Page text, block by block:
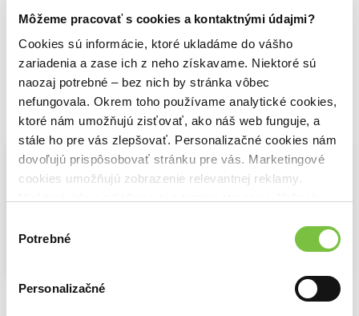
Môžeme pracovať s cookies a kontaktnými údajmi?
Cookies sú informácie, ktoré ukladáme do vášho
zariadenia a zase ich z neho získavame. Niektoré sú
naozaj potrebné – bez nich by stránka vôbec
nefungovala. Okrem toho používame analytické cookies,
ktoré nám umožňujú zisťovať, ako náš web funguje, a
stále ho pre vás zlepšovať. Personalizačné cookies nám
dovoľujú prispôsobovať stránku pre vás. Marketingové
cookies umožňujú zobrazenie relevantnej reklamy.
cookies.
súhlasu
Potrebné
Personalizačné
3,20€ 16,39€ 26,00€
Vybrané pre teba
Pelíšky (remasterovaná verze) Špión, který mi dal kopačky